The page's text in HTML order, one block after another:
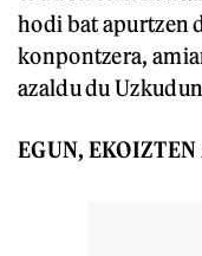
hodi bat apurtzen
konpontzera,
azaldu du
EGUN, EKOIZTEN